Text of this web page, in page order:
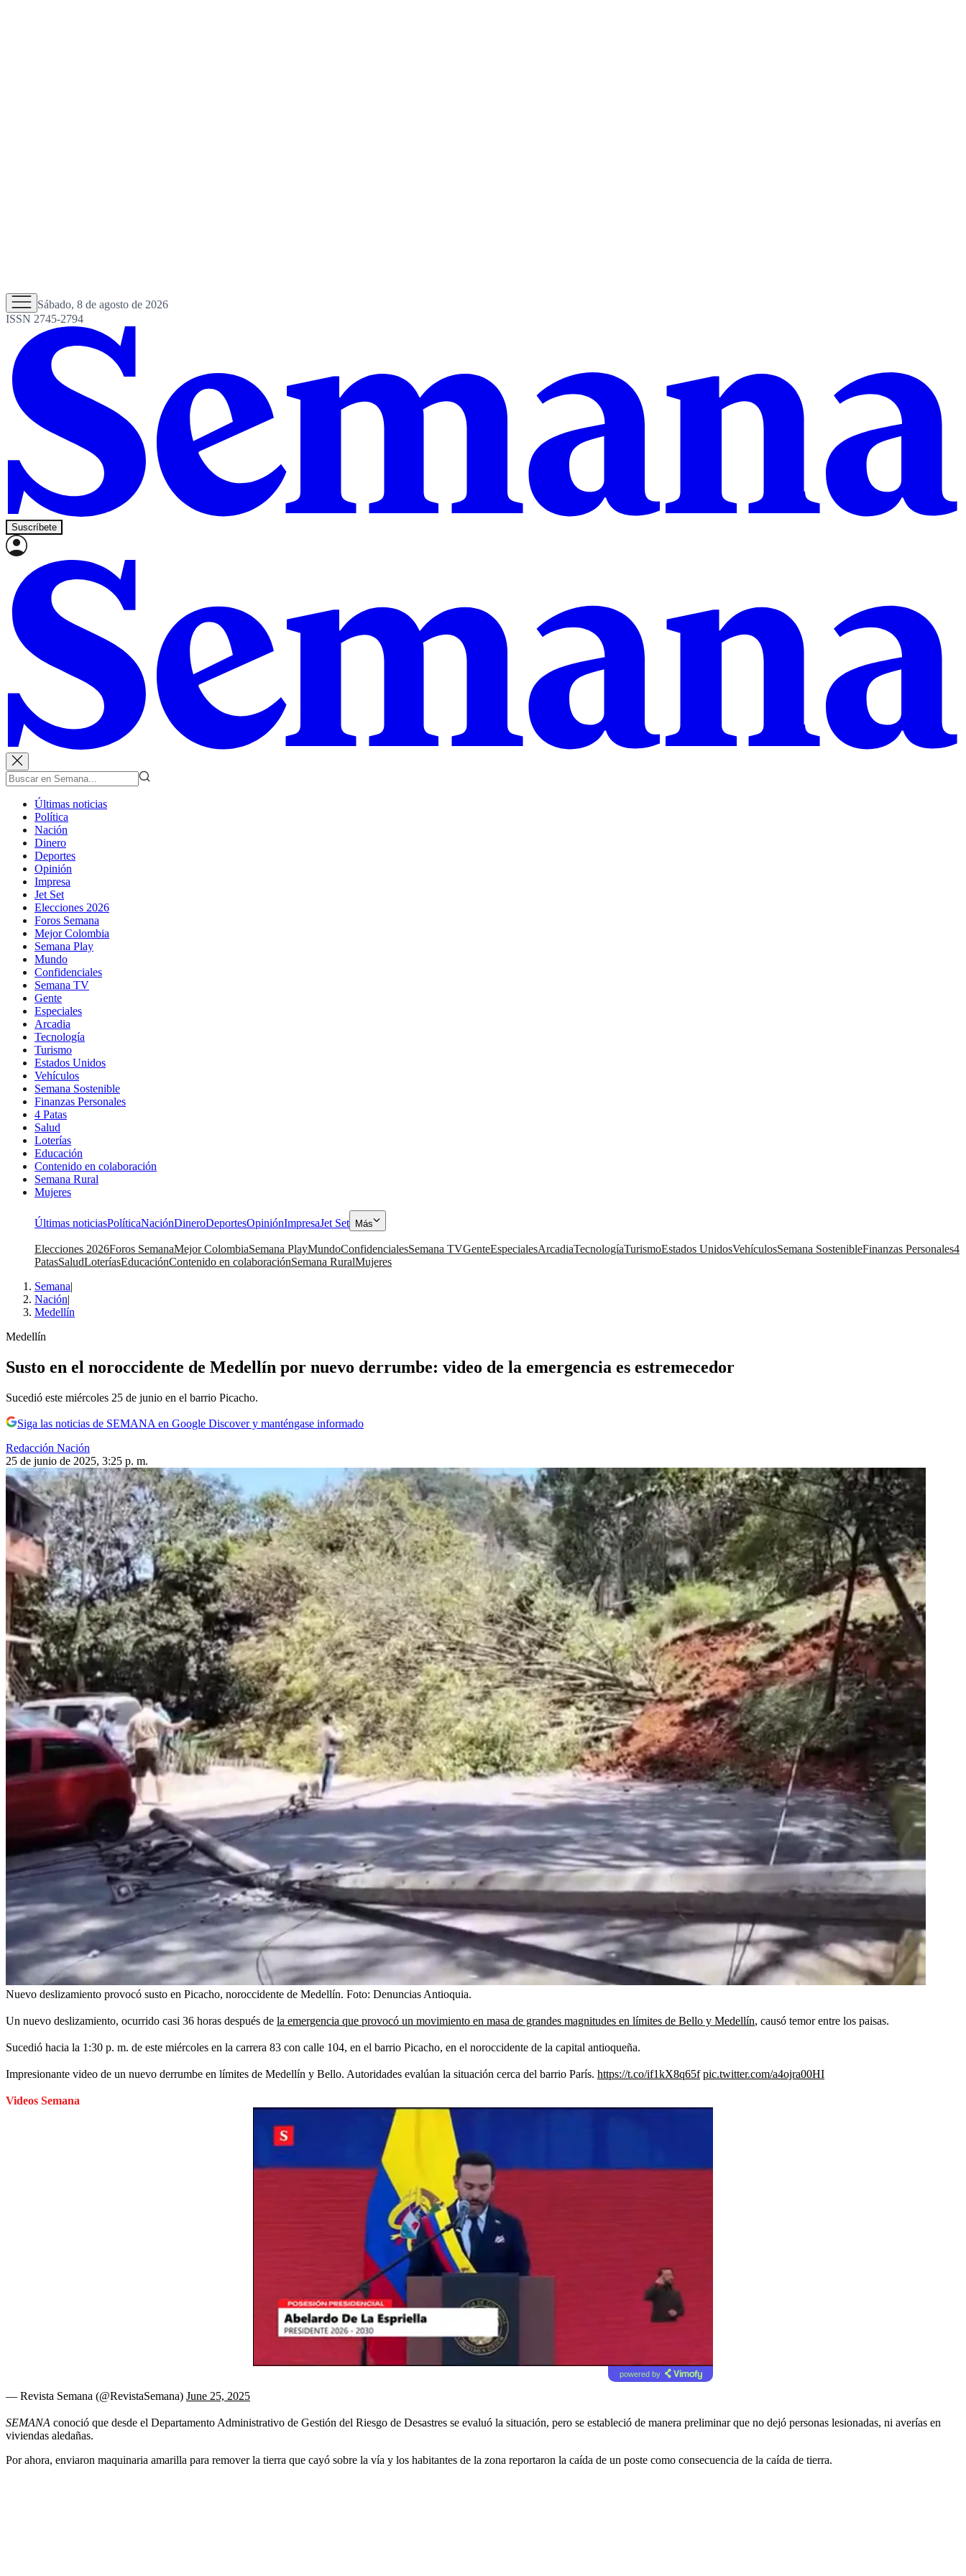
Sábado, 8 de agosto de 2026
ISSN 2745-2794
Suscríbete
Últimas noticias
Política
Nación
Dinero
Deportes
Opinión
Impresa
Jet Set
Elecciones 2026
Foros Semana
Mejor Colombia
Semana Play
Mundo
Confidenciales
Semana TV
Gente
Especiales
Arcadia
Tecnología
Turismo
Estados Unidos
Vehículos
Semana Sostenible
Finanzas Personales
4 Patas
Salud
Loterías
Educación
Contenido en colaboración
Semana Rural
Mujeres
Últimas noticiasPolíticaNaciónDineroDeportesOpiniónImpresaJet Set Más
Elecciones 2026Foros SemanaMejor ColombiaSemana PlayMundoConfidencialesSemana TVGenteEspecialesArcadiaTecnologíaTurismoEstados UnidosVehículosSemana SostenibleFinanzas Personales4
PatasSaludLoteríasEducaciónContenido en colaboraciónSemana RuralMujeres
Semana|
Nación|
Medellín
Medellín
Susto en el noroccidente de Medellín por nuevo derrumbe: video de la emergencia es estremecedor
Sucedió este miércoles 25 de junio en el barrio Picacho.
Siga las noticias de SEMANA en Google Discover y manténgase informado
Redacción Nación
25 de junio de 2025, 3:25 p. m.
Nuevo deslizamiento provocó susto en Picacho, noroccidente de Medellín. Foto: Denuncias Antioquia.
Un nuevo deslizamiento, ocurrido casi 36 horas después de la emergencia que provocó un movimiento en masa de grandes magnitudes en límites de Bello y Medellín, causó temor entre los paisas.
Sucedió hacia la 1:30 p. m. de este miércoles en la carrera 83 con calle 104, en el barrio Picacho, en el noroccidente de la capital antioqueña.
Impresionante video de un nuevo derrumbe en límites de Medellín y Bello. Autoridades evalúan la situación cerca del barrio París. https://t.co/if1kX8q65f pic.twitter.com/a4ojra00HI
Videos Semana
powered by
— Revista Semana (@RevistaSemana) June 25, 2025
SEMANA conoció que desde el Departamento Administrativo de Gestión del Riesgo de Desastres se evaluó la situación, pero se estableció de manera preliminar que no dejó personas lesionadas, ni averías en
viviendas aledañas.
Por ahora, enviaron maquinaria amarilla para remover la tierra que cayó sobre la vía y los habitantes de la zona reportaron la caída de un poste como consecuencia de la caída de tierra.